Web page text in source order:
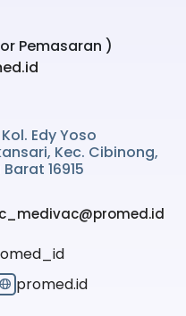
Pemasaran )
Edy Yoso
Kec. Cibinong,
16915
promed.id